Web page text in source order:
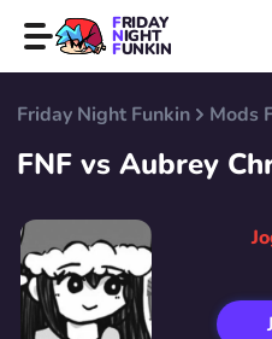
FRIDAY
NIGHT
FUNKIN
Friday Night Funkin Mods
FNF vs Aubrey